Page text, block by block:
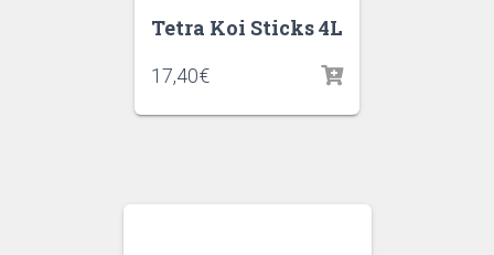
Tetra Koi Sticks 4L
17,40€